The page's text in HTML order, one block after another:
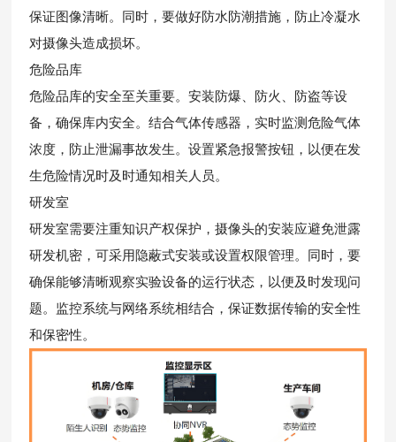
保证图像清晰。同时，要做好防水防潮措施，防止冷凝水
对摄像头造成损坏。
危险品库
危险品库的安全至关重要。安装防爆、防火、防盗等设
备，确保库内安全。结合气体传感器，实时监测危险气体
浓度，防止泄漏事故发生。设置紧急报警按钮，以便在发
生危险情况时及时通知相关人员。
研发室
研发室需要注重知识产权保护，摄像头的安装应避免泄露
研发机密，可采用隐蔽式安装或设置权限管理。同时，要
确保能够清晰观察实验设备的运行状态，以便及时发现问
题。监控系统与网络系统相结合，保证数据传输的安全性
和保密性。